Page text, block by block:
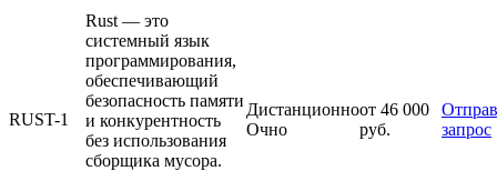
RUST-1
Rust — это
системный язык
программирования,
обеспечивающий
безопасность памяти
и конкурентность
без использования
сборщика мусора.
Дистанционно
Очно
от 46 000
руб.
запрос